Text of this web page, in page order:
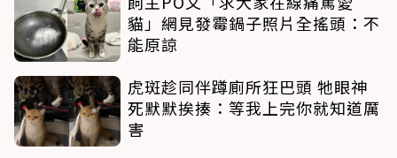
貓」網見發霉鍋子照片全搖頭：不
能原諒
虎斑趁同伴蹲廁所狂巴頭 牠眼神
死默默挨揍：等我上完你就知道厲
害